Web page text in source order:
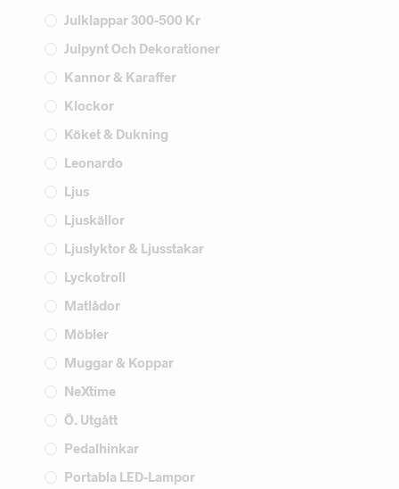
Julklappar 300-500 Kr
Julpynt Och Dekorationer
Kannor & Karaffer
Klockor
Köket & Dukning
Leonardo
Ljus
Ljuskällor
Ljuslyktor & Ljusstakar
Lyckotroll
Matlådor
Möbler
Muggar & Koppar
NeXtime
Ö. Utgått
Pedalhinkar
Portabla LED-Lampor